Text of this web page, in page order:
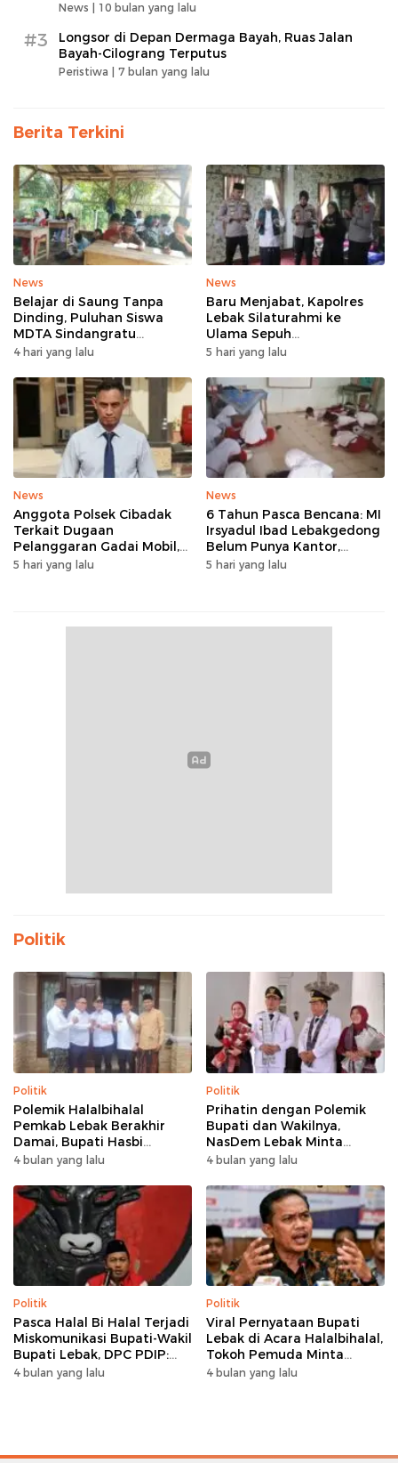
News | 10 bulan yang lalu
#3
Longsor di Depan Dermaga Bayah, Ruas Jalan
Bayah-Cilograng Terputus
Peristiwa | 7 bulan yang lalu
Berita Terkini
News
Belajar di Saung Tanpa
Dinding, Puluhan Siswa
MDTA Sindangratu
Panggarangan Bertahan
4 hari yang lalu
News
Baru Menjabat, Kapolres
Lebak Silaturahmi ke
Ulama Sepuh
Rangkasbitung
5 hari yang lalu
News
Anggota Polsek Cibadak
Terkait Dugaan
Pelanggaran Gadai Mobil,
Kasus Ditangani Bid
5 hari yang lalu
News
6 Tahun Pasca Bencana: MI
Irsyadul Ibad Lebakgedong
Belum Punya Kantor,
Belajar Tanpa Meja-Kursi
5 hari yang lalu
Politik
Politik
Polemik Halalbihalal
Pemkab Lebak Berakhir
Damai, Bupati Hasbi
Sambangi Kediaman
4 bulan yang lalu
Politik
Prihatin dengan Polemik
Bupati dan Wakilnya,
NasDem Lebak Minta
Saling Introspeksi
4 bulan yang lalu
Politik
Pasca Halal Bi Halal Terjadi
Miskomunikasi Bupati-Wakil
Bupati Lebak, DPC PDIP:
Kami Tetap Solid dan Akan
4 bulan yang lalu
Politik
Viral Pernyataan Bupati
Lebak di Acara Halalbihalal,
Tokoh Pemuda Minta
Bersatu hingga Usul
4 bulan yang lalu